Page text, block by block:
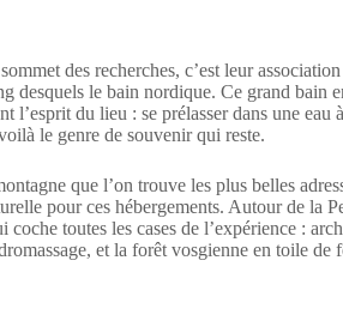
des recherches, c’est leur
desquels le bain nordique. Ce grand bain
l’esprit du lieu : se prélasser dans une eau
le genre de souvenir qui reste.
que l’on trouve les plus belles
pour ces hébergements. Autour de la
coche toutes les cases de l’expérience :
et la forêt vosgienne en toile